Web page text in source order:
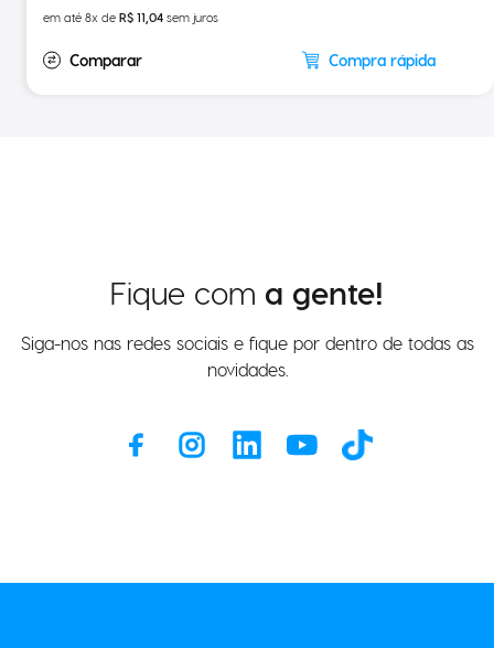
em até 8x de R$ 11 04sem juros
Compra rápida
Fique com a gente!
Siga-nos nas redes sociais e fique por dentro de todas as
novidades.